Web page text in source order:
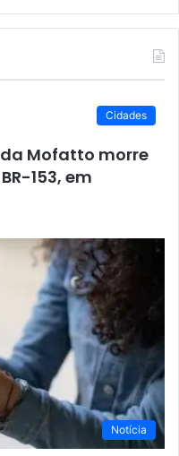
Cidades
Mofatto morre
153, em
Notícia